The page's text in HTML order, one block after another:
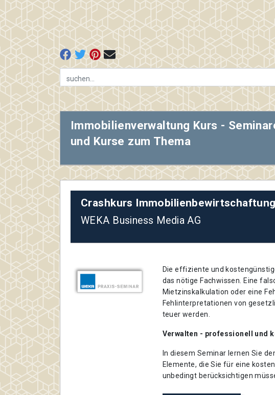
Immobilienverwaltung Kurs -
und Kurse zum Thema
Crashkurs
WEKA Business Media AG
Die effiziente und
das nötige Fachwissen. Eine
Mietzinskalkulation oder eine
Fehlinterpretationen von
teuer werden.
Verwalten - professionell und
In diesem Seminar lernen Sie
Elemente, die Sie für eine
unbedingt berücksichtigen